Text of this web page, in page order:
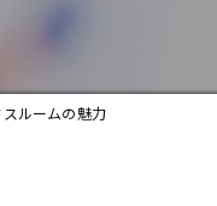
ルームの魅力